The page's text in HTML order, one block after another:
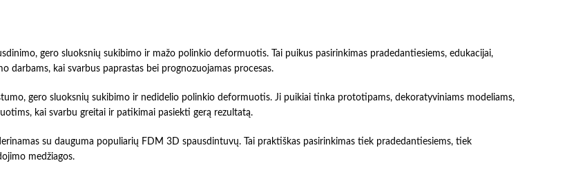
gero sluoksnių sukibimo ir mažo polinkio deformuotis. Tai puikus pasirinkimas pradedantiesiems, edukacijai,
darbams, kai svarbus paprastas bei prognozuojamas procesas.
gero sluoksnių sukibimo ir nedidelio polinkio deformuotis. Ji puikiai tinka prototipams, dekoratyviniams modeliams,
kai svarbu greitai ir patikimai pasiekti gerą rezultatą.
su dauguma populiarių FDM 3D spausdintuvų. Tai praktiškas pasirinkimas tiek pradedantiesiems, tiek
medžiagos.